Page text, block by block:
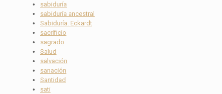
sabiduría
sabiduría ancestral
Sabiduría. Eckardt
sacrificio
sagrado
Salud
salvación
sanación
Santidad
sati